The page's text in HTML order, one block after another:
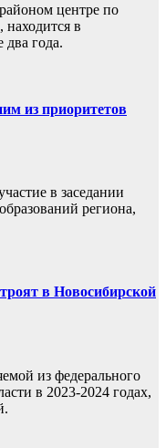
центре по
находится в
года.
из приоритетов
в заседании
региона,
в Новосибирской
из федерального
в 2023-2024 годах,